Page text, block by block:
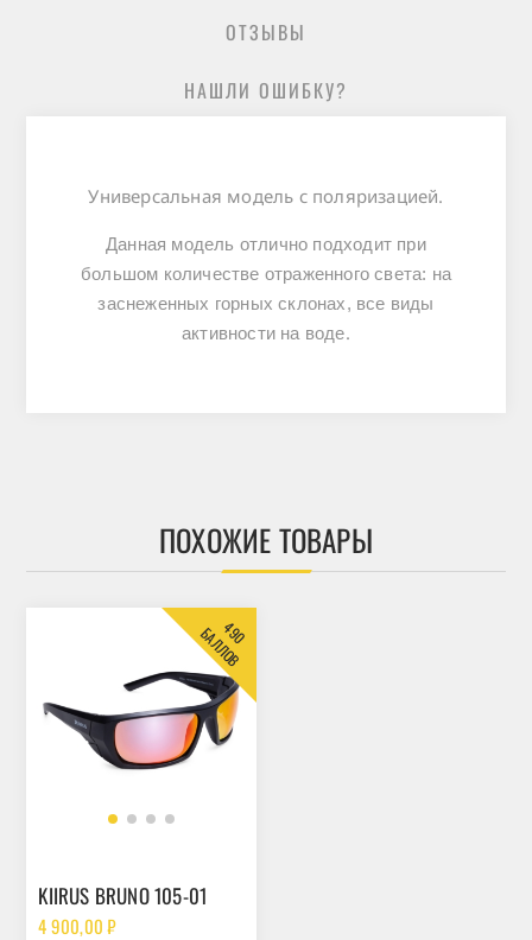
ОТЗЫВЫ
НАШЛИ ОШИБКУ?
Универсальная модель с поляризацией.
Данная модель отлично подходит при
большом количестве отраженного света: на
заснеженных горных склонах, все виды
активности на воде.
ПОХОЖИЕ ТОВАРЫ
KIIRUS BRUNO 105-01
4 900,00 ₽
490
БАЛЛОВ